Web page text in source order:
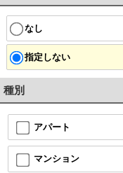
なし
指定しない
種別
アパート
マンション